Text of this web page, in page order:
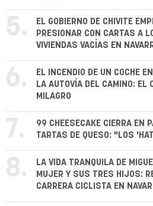
5.
EL GOBIERNO DE CHIVITE
PRESIONAR CON CARTAS A
VIVIENDAS VACÍAS EN
6.
EL INCENDIO DE UN COCHE
LA AUTOVÍA DEL CAMINO: EL
MILAGRO
7.
99 CHEESECAKE CIERRA EN
TARTAS DE QUESO: "LOS
8.
LA VIDA TRANQUILA DE
MUJER Y SUS TRES HIJOS:
CARRERA CICLISTA EN